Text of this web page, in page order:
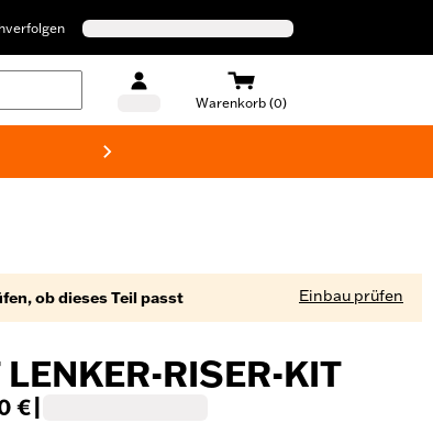
Warenkorb (0)
ob dieses Teil passt Einbau prüfen
LENKER-RISER-KIT
€